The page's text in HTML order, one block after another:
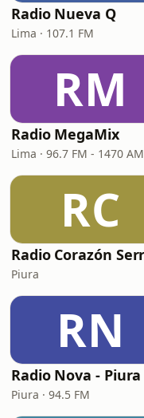
Radio Nueva Q
Lima · 107.1 FM
RM
Radio MegaMix
Lima · 96.7 FM - 1470 AM
RC
Piura
RN
Radio Nova - Piura
Piura · 94.5 FM